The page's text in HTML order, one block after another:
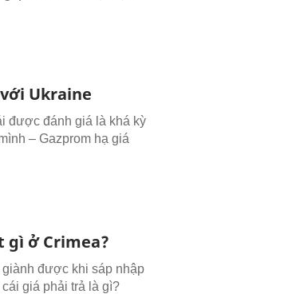
Ukraine
được đánh giá là khá kỳ
– Gazprom hạ giá
gì ở Crimea?
được khi sáp nhập
giá phải trả là gì?